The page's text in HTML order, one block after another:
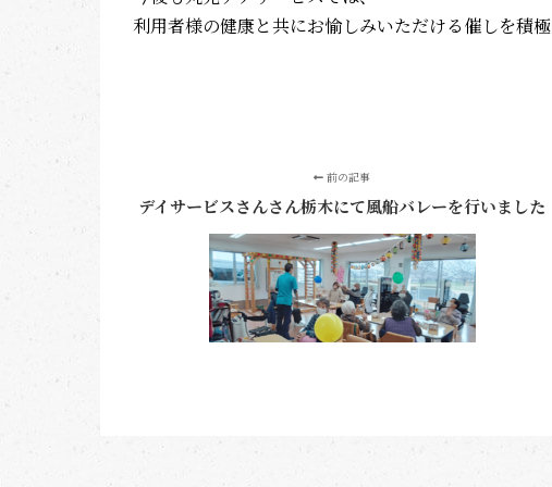
利用者様の健康と共にお愉しみいただける催しを積極
前の記事
デイサービスさんさん栃木にて風船バレーを行いました